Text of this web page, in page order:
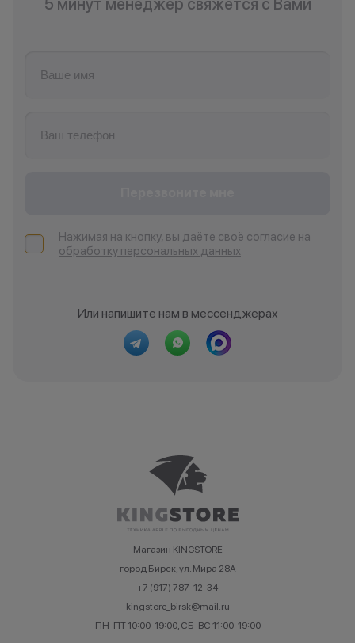
Нажимая на кнопку, вы даёте своё согласие на
обработку персональных данных
Или напишите нам в мессенджерах
Магазин KINGSTORE
город Бирск, ул. Мира 28А
+7 (917) 787-12-34
kingstore_birsk@mail.ru
ПН-ПТ 10:00-19:00, СБ-ВС 11:00-19:00